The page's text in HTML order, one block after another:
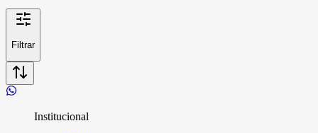
Filtrar
Institucional